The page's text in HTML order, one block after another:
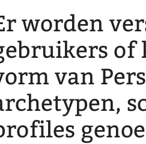
worden
of
van